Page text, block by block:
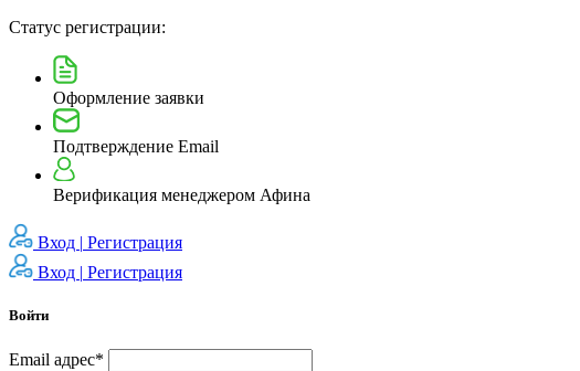
Статус регистрации:
Оформление заявки
Подтверждение Email
Верификация менеджером Афина
Вход | Регистрация
Вход | Регистрация
Войти
Email адрес*